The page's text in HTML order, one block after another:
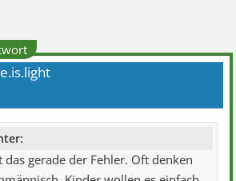
das gerade der Fehler. Oft denken